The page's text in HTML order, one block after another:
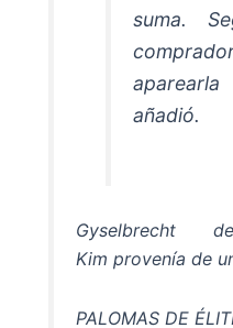
suma.
aparearla
añadió.
Gyselbrecht
Kim provenía de
PALOMAS DE